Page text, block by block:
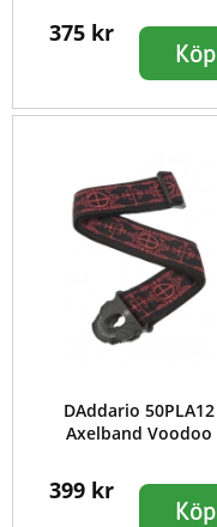
375 kr
Köp
DAddario 50PLA12
Axelband Voodoo
399 kr
Köp